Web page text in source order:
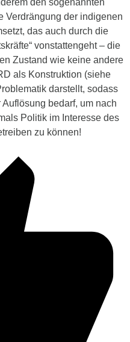
den sogenannten
Verdrängung der indigenen
das auch durch die
vonstattengeht – die
Zustand wie keine andere
als Konstruktion (siehe
darstellt, sodass
bedarf, um nach
Politik im Interesse des
zu können!